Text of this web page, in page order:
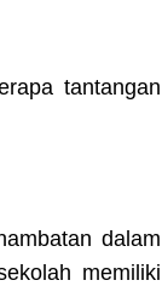
tantangan
dalam
memiliki